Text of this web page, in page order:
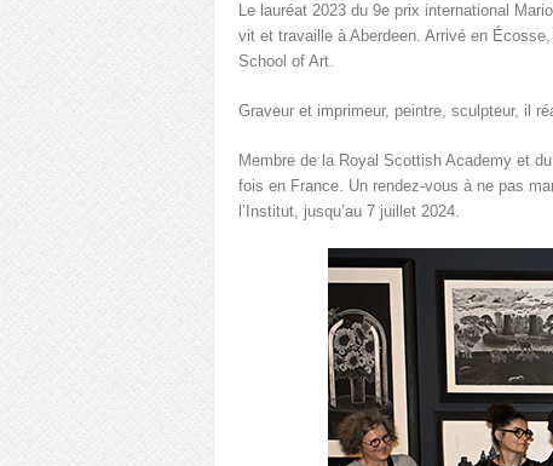
Le lauréat 2023 du 9e prix international
vit et travaille à Aberdeen. Arrivé en
School of Art.
Graveur et imprimeur, peintre, sculpteur, il
Membre de la Royal Scottish Academy et
fois en France. Un rendez-vous à ne pas
l’Institut, jusqu’au 7 juillet 2024.